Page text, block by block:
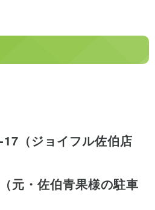
（ジョイフル佐伯店
元・佐伯青果様の駐車